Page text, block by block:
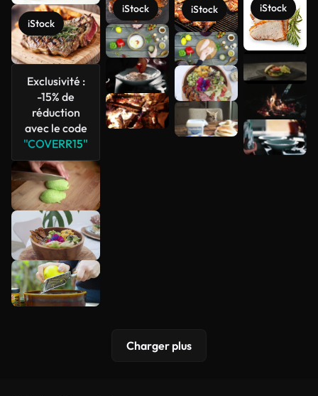
iStock
Exclusivité :
-15% de
réduction
avec le code
"COVERR15"
iStock iStock iStock
Voir plus
Charger plus